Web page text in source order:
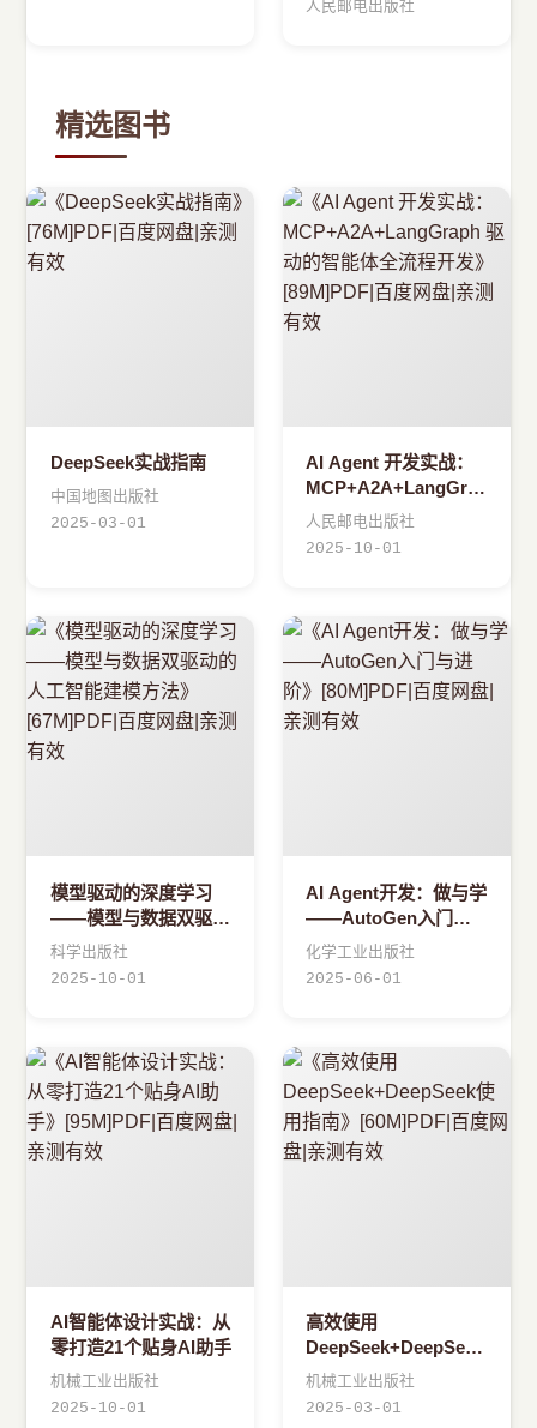
人民邮电出版社
精选图书
DeepSeek实战指南
中国地图出版社
2025-03-01
AI Agent 开发实战：
MCP+A2A+LangGraph
驱动的智能体全流程开
发
人民邮电出版社
2025-10-01
模型驱动的深度学习
——模型与数据双驱动
的人工智能建模方法
科学出版社
2025-10-01
AI Agent开发：做与学
——AutoGen入门与
进阶
化学工业出版社
2025-06-01
AI智能体设计实战：从
零打造21个贴身AI助手
机械工业出版社
2025-10-01
高效使用
DeepSeek+DeepSeek
使用指南
机械工业出版社
2025-03-01